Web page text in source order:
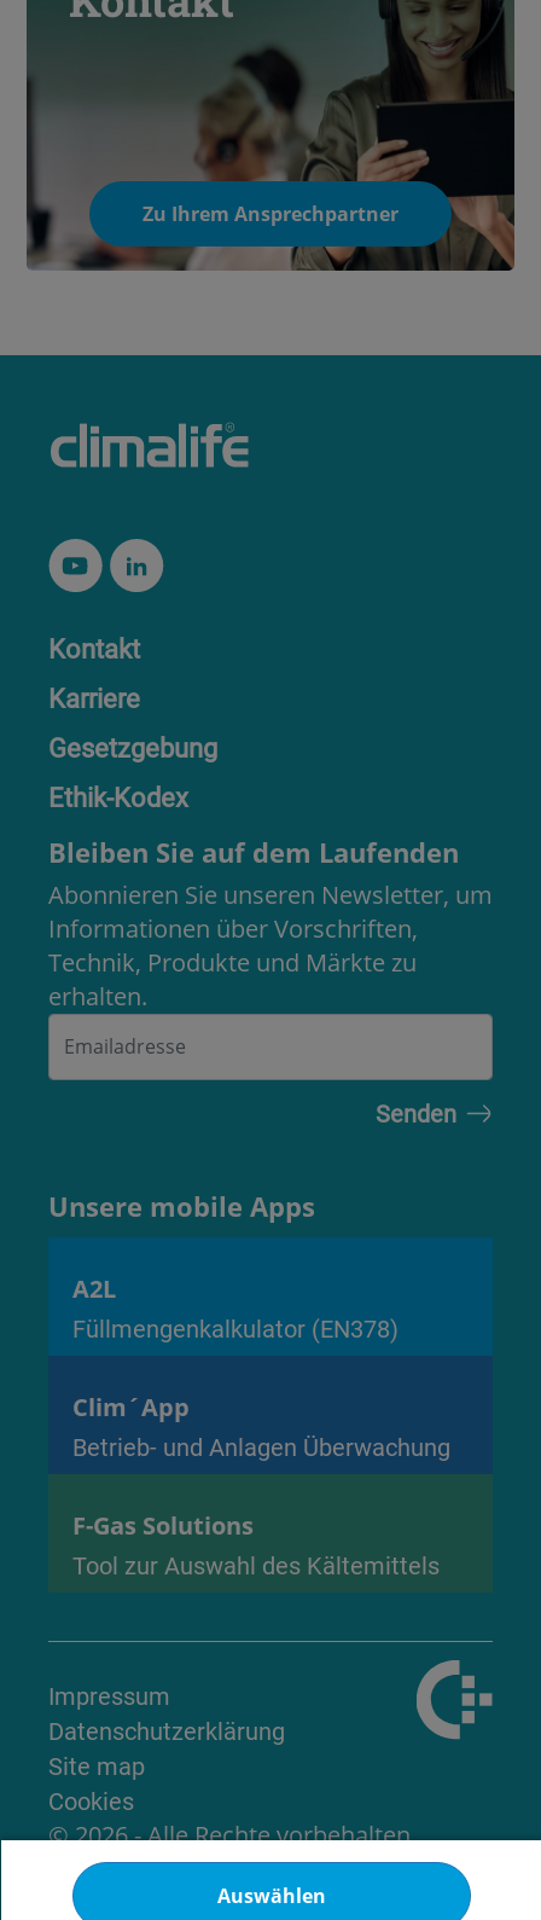
Auswählen
Zu Ihrem Ansprechpartner
Kontakt
Karriere
Gesetzgebung
Ethik-Kodex
Bleiben Sie auf dem Laufenden
Abonnieren Sie unseren Newsletter, um
Informationen über Vorschriften,
Technik, Produkte und Märkte zu
erhalten.
Unsere mobile Apps
A2L
Füllmengenkalkulator (EN378)
Clim´App
Betrieb- und Anlagen Überwachung
F-Gas Solutions
Tool zur Auswahl des Kältemittels
Impressum
Datenschutzerklärung
Site map
Cookies
© 2026 - Alle Rechte vorbehalten
Nach oben